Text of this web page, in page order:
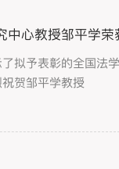
中心教授邹平学
拟予表彰的全国法
贺邹平学教授